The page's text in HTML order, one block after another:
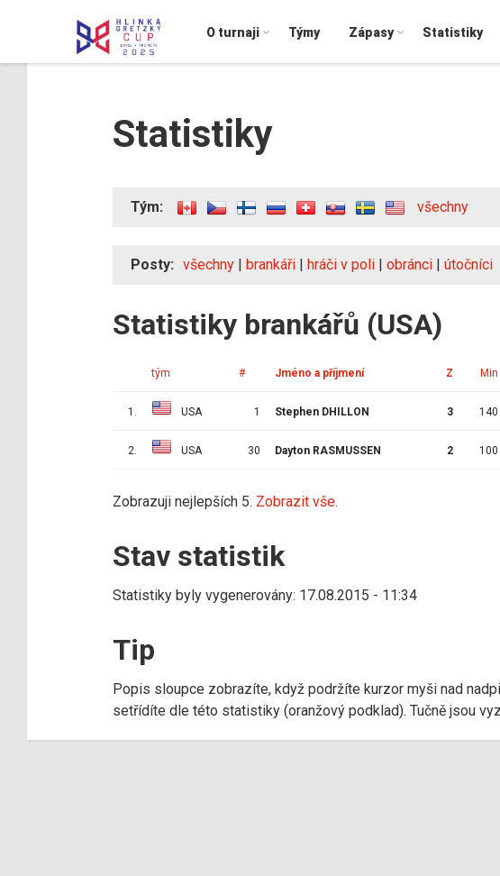
O turnaji Týmy Zápasy Statistiky
Statistiky
Tým: všechny
Posty: všechny | brankáři | hráči v poli | obránci | útočníci
Statistiky brankářů (USA)
tým # Jméno a příjmení Z Min
1. USA 1 Stephen DHILLON 3 140
2. USA 30 Dayton RASMUSSEN 2 100
Zobrazuji nejlepších 5. Zobrazit vše.
Stav statistik
Statistiky byly vygenerovány: 17.08.2015 - 11:34
Tip
Popis sloupce zobrazíte, když podržíte kurzor myši nad
setřídíte dle této statistiky (oranžový podklad). Tučně jsou